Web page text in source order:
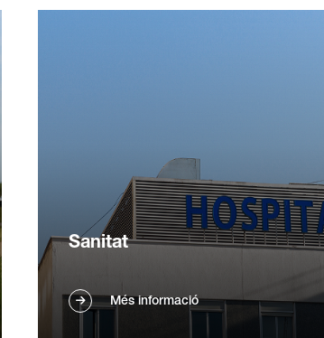
Sanitat
clíniques amb els nostres robots lavadors
autònoms. Manteniment constant de la
Més informació